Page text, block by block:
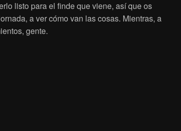
listo para el finde que viene, así que os
a ver cómo van las cosas. Mientras, a
gente.